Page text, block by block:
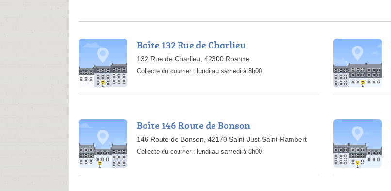
Boîte 132 Rue de Charlieu
132 Rue de Charlieu, 42300 Roanne
Collecte du courrier : lundi au samedi à 8h00
Boîte 146 Route de Bonson
146 Route de Bonson, 42170 Saint-Just-Saint-Rambert
Collecte du courrier : lundi au samedi à 8h00